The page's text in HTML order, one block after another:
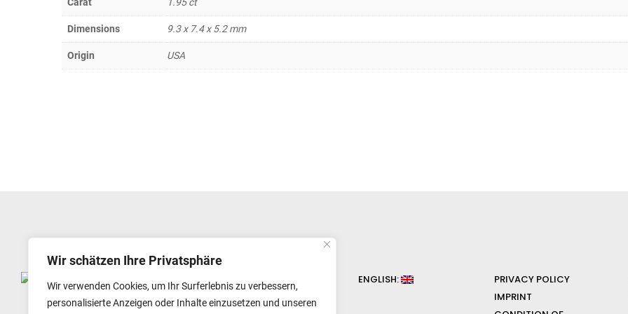
Wir schätzen Ihre Privatsphäre
Wir verwenden Cookies, um Ihr Surferlebnis zu verbessern,
personalisierte Anzeigen oder Inhalte einzusetzen und unseren
Dimensions 9.3 x 7.4 x 5.2 mm
Origin USA
GEMSTORE24 G & R HANDELS GMBH
GEWERBESTR. 52
82211 HERRSCHING
ENGLISH:
PRIVACY POLICY
IMPRINT